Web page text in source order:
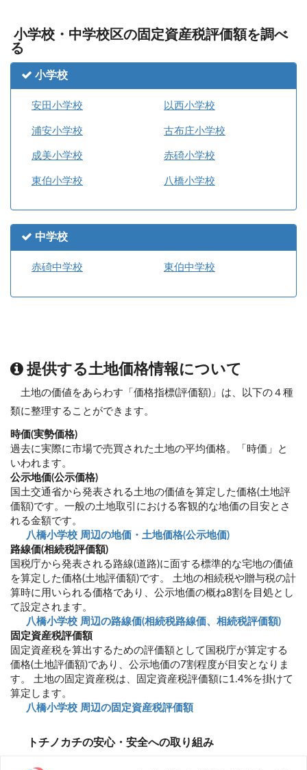
小学校・中学校区の固定資産税評価額を調べ
る
小学校
安田小学校 以西小学校
浦安小学校 古布庄小学校
成美小学校 赤碕小学校
東伯小学校 八橋小学校
中学校
赤碕中学校 東伯中学校
提供する土地価格情報について
土地の価値をあらわす「価格指標(評価額)」は、以下の４種
類に整理することができます。
時価(実勢価格)
過去に実際に市場で売買された土地の平均価格。「時価」と
いわれます。
公示地価(公示価格)
国土交通省から発表される土地の価値を算定した価格(土地評
価額)です。一般の土地取引における客観的な地価の目安とさ
れる金額です。
八橋小学校 周辺の地価・土地価格(公示地価)
路線価(相続税評価額)
国税庁から発表される路線(道路)に面する標準的な宅地の価値
を算定した価格(土地評価額)です。 土地の相続税や贈与税の計
算時に用いられる価格であり、公示地価の概ね8割を目処とし
て設定されます。
八橋小学校 周辺の路線価(相続税路線価、相続税評価額)
固定資産税評価額
固定資産税を算出するための評価額として国税庁が算定する
価格(土地評価額)であり、公示地価の7割程度が目安となりま
す。 土地の固定資産税は、固定資産税評価額に1.4%を掛けて
算定します。
八橋小学校 周辺の固定資産税評価額
トチノカチの安心・安全への取り組み